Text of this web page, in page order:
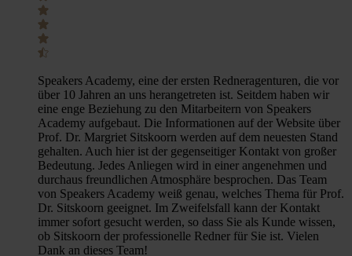
Speakers Academy, eine der ersten Redneragenturen, die vor
über 10 Jahren an uns herangetreten ist. Seitdem haben wir
eine enge Beziehung zu den Mitarbeitern von Speakers
Academy aufgebaut. Die Informationen auf der Website über
Prof. Dr. Margriet Sitskoorn werden auf dem neuesten Stand
gehalten. Auch hier ist der gegenseitiger Kontakt von großer
Bedeutung. Jedes Anliegen wird in einer angenehmen und
durchaus freundlichen Atmosphäre besprochen. Das Team
von Speakers Academy weiß genau, welches Thema für Prof.
Dr. Sitskoorn geeignet. Im Zweifelsfall kann der Kontakt
immer sofort gesucht werden, so dass Sie als Kunde wissen,
ob Sitskoorn der professionelle Redner für Sie ist. Vielen
Dank an dieses Team!